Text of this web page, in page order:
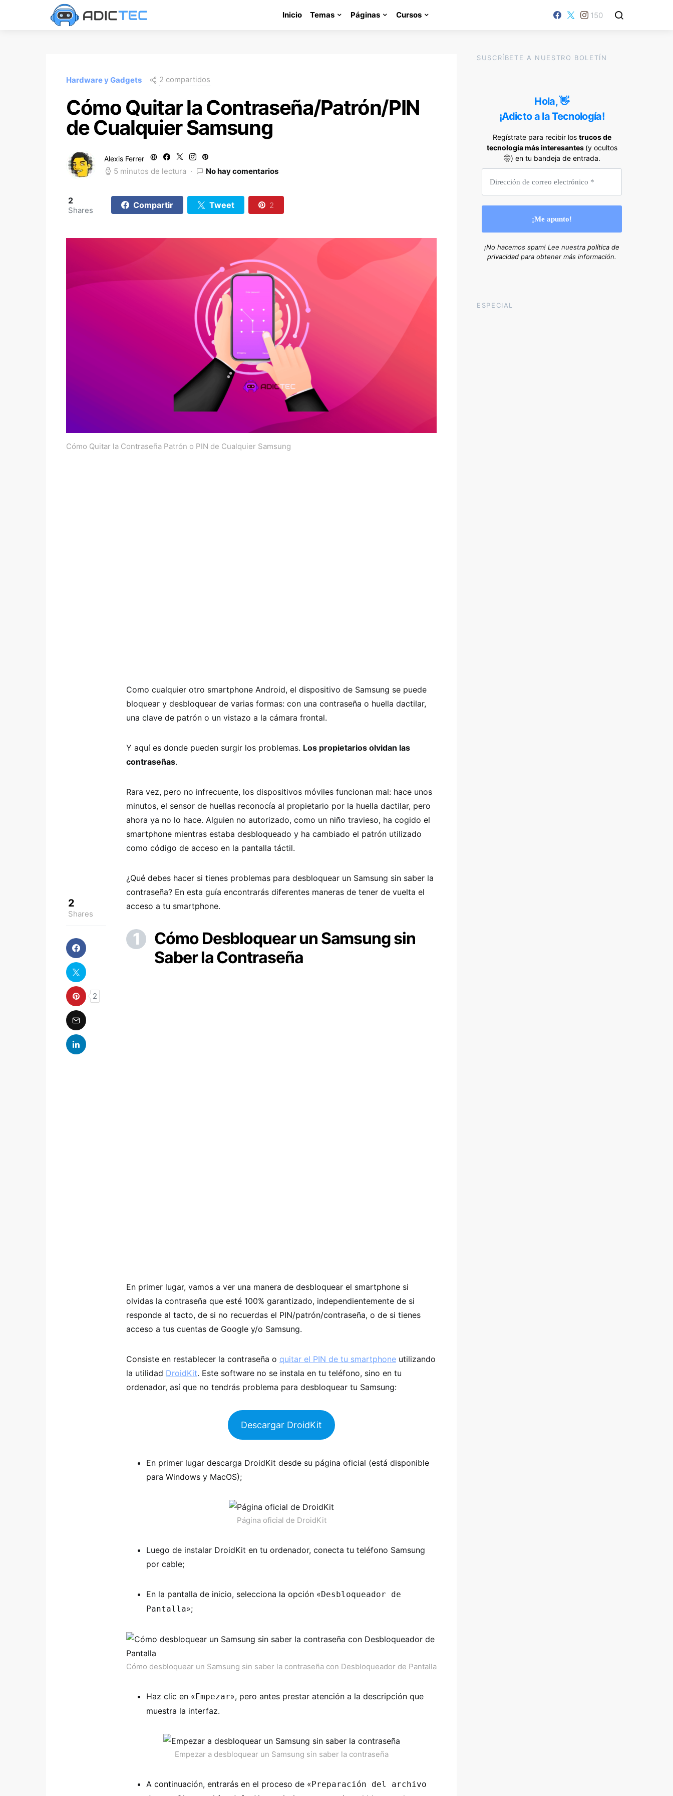
Inicio Temas Páginas Cursos 150
Hardware y Gadgets 2 compartidos
Cómo Quitar la Contraseña/Patrón/PIN
de Cualquier Samsung
Alexis Ferrer
5 minutos de lectura No hay comentarios
2
Shares Compartir Tweet 2
Cómo Quitar la Contraseña Patrón o PIN de Cualquier Samsung
2
Shares
2
Como cualquier otro smartphone Android, el dispositivo de Samsung se puede
bloquear y desbloquear de varias formas: con una contraseña o huella dactilar,
una clave de patrón o un vistazo a la cámara frontal.
Y aquí es donde pueden surgir los problemas. Los propietarios olvidan las
contraseñas.
Rara vez, pero no infrecuente, los dispositivos móviles funcionan mal: hace unos
minutos, el sensor de huellas reconocía al propietario por la huella dactilar, pero
ahora ya no lo hace. Alguien no autorizado, como un niño travieso, ha cogido el
smartphone mientras estaba desbloqueado y ha cambiado el patrón utilizado
como código de acceso en la pantalla táctil.
¿Qué debes hacer si tienes problemas para desbloquear un Samsung sin saber la
contraseña? En esta guía encontrarás diferentes maneras de tener de vuelta el
acceso a tu smartphone.
Cómo Desbloquear un Samsung sin
Saber la Contraseña
En primer lugar, vamos a ver una manera de desbloquear el smartphone si
olvidas la contraseña que esté 100% garantizado, independientemente de si
responde al tacto, de si no recuerdas el PIN/patrón/contraseña, o de si tienes
acceso a tus cuentas de Google y/o Samsung.
Consiste en restablecer la contraseña o quitar el PIN de tu smartphone utilizando
la utilidad DroidKit. Este software no se instala en tu teléfono, sino en tu
ordenador, así que no tendrás problema para desbloquear tu Samsung:
Descargar DroidKit
En primer lugar descarga DroidKit desde su página oficial (está disponible
para Windows y MacOS);
Página oficial de DroidKit
Luego de instalar DroidKit en tu ordenador, conecta tu teléfono Samsung
por cable;
En la pantalla de inicio, selecciona la opción «Desbloqueador de
Pantalla»;
Cómo desbloquear un Samsung sin saber la contraseña con Desbloqueador de Pantalla
Haz clic en «Empezar», pero antes prestar atención a la descripción que
muestra la interfaz.
Empezar a desbloquear un Samsung sin saber la contraseña
A continuación, entrarás en el proceso de «Preparación del archivo
SUSCRÍBETE A NUESTRO BOLETÍN
Hola, 👋
¡Adicto a la Tecnología!
Regístrate para recibir los trucos de
tecnología más interesantes (y ocultos
🤫) en tu bandeja de entrada.
¡No hacemos spam! Lee nuestra política de
privacidad para obtener más información.
ESPECIAL